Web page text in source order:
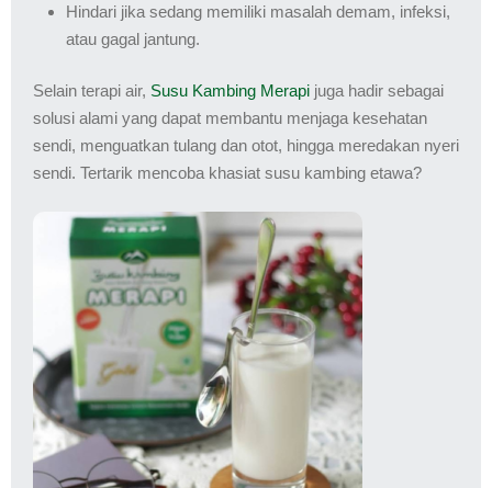
Hindari jika sedang memiliki masalah demam, infeksi,
atau gagal jantung.
Selain terapi air, Susu Kambing Merapi juga hadir sebagai
solusi alami yang dapat membantu menjaga kesehatan
sendi, menguatkan tulang dan otot, hingga meredakan nyeri
sendi. Tertarik mencoba khasiat susu kambing etawa?